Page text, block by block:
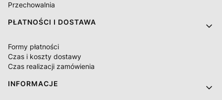
Przechowalnia
PŁATNOŚCI I DOSTAWA
Formy płatności
Czas i koszty dostawy
Czas realizacji zamówienia
INFORMACJE